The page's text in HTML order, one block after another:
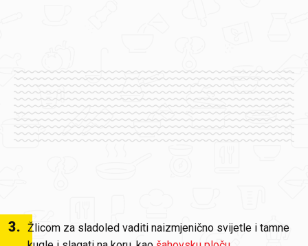
3. Žlicom za sladoled vaditi naizmjenično svijetle i tamne